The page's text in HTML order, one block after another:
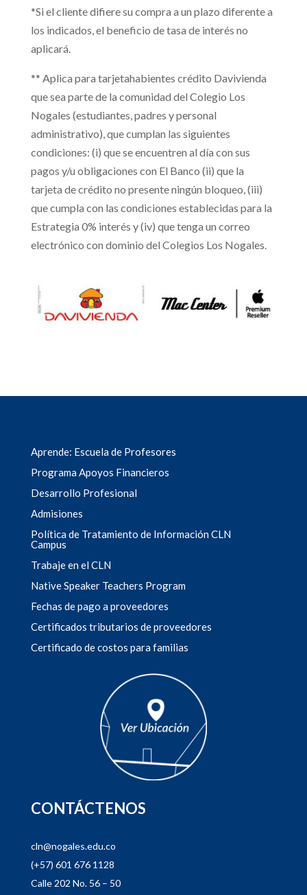
*Si el cliente difiere su compra a un plazo diferente a
los indicados, el beneficio de tasa de interés no
aplicará.
** Aplica para tarjetahabientes crédito Davivienda
que sea parte de la comunidad del Colegio Los
Nogales (estudiantes, padres y personal
administrativo), que cumplan las siguientes
condiciones: (i) que se encuentren al día con sus
pagos y/u obligaciones con El Banco (ii) que la
tarjeta de crédito no presente ningún bloqueo, (iii)
que cumpla con las condiciones establecidas para la
Estrategia 0% interés y (iv) que tenga un correo
electrónico con dominio del Colegios Los Nogales.
Aprende: Escuela de Profesores
Programa Apoyos Financieros
Desarrollo Profesional
Admisiones
Política de Tratamiento de Información CLN
Campus
Trabaje en el CLN
Native Speaker Teachers Program
Fechas de pago a proveedores
Certificados tributarios de proveedores
Certificado de costos para familias
CONTÁCTENOS
cln@nogales.edu.co
(+57) 601 676 1128
Calle 202 No. 56 – 50